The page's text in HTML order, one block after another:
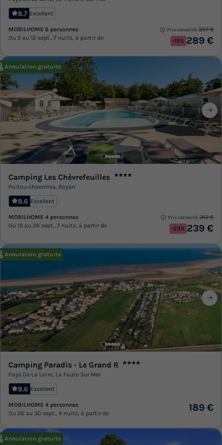
8.7 Excellent
MOBILHOME 6 personnes
Du 5 au 12 sept., 7 nuits, à partir de
Prix conseillé :357 €
-19% 289 €
Annulation gratuite
Camping Les Chèvrefeuilles ★★★★
Poitou-charentes, Royan
8.6 Excellent
MOBILHOME 4 personnes
Du 19 au 26 sept., 7 nuits, à partir de
Prix conseillé :312 €
-23% 239 €
Annulation gratuite
Camping Paradis - Le Grand R ★★★★
Pays De La Loire, La Faute Sur Mer
8.6 Excellent
MOBILHOME 4 personnes
Du 26 au 30 sept., 4 nuits, à partir de
189 €
Annulation gratuite